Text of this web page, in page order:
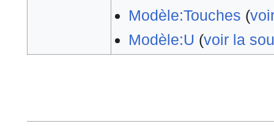
Modèle:Touches (
Modèle:U (voir la